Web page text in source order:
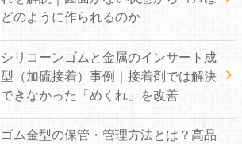
どのように作られるのか
シリコーンゴムと金属のインサート成
型（加硫接着）事例｜接着剤では解決
できなかった「めくれ」を改善
ゴム金型の保管・管理方法とは？高品